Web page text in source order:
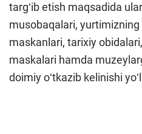
targʻib etish maqsadida
musobaqalari,
maskanlari, tarixiy
maskalari hamda
doimiy oʻtkazib kelinishi